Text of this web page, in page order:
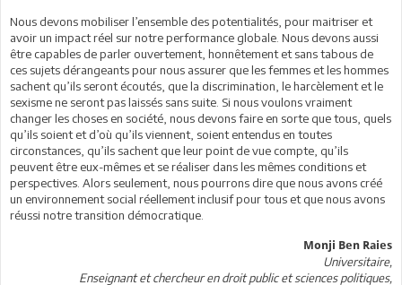
Nous devons mobiliser l’ensemble des potentialités, pour maitriser et
avoir un impact réel sur notre performance globale. Nous devons aussi
être capables de parler ouvertement, honnêtement et sans tabous de
ces sujets dérangeants pour nous assurer que les femmes et les hommes
sachent qu’ils seront écoutés, que la discrimination, le harcèlement et le
sexisme ne seront pas laissés sans suite. Si nous voulons vraiment
changer les choses en société, nous devons faire en sorte que tous, quels
qu’ils soient et d’où qu’ils viennent, soient entendus en toutes
circonstances, qu’ils sachent que leur point de vue compte, qu’ils
peuvent être eux-mêmes et se réaliser dans les mêmes conditions et
perspectives. Alors seulement, nous pourrons dire que nous avons créé
un environnement social réellement inclusif pour tous et que nous avons
réussi notre transition démocratique.
Monji Ben Raies
Universitaire,
Enseignant et chercheur en droit public et sciences politiques,